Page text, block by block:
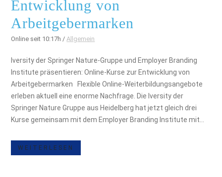
Entwicklung von
Arbeitgebermarken
Online seit 10:17h /Allgemein
Iversity der Springer Nature-Gruppe und Employer Branding
Institute präsentieren: Online-Kurse zur Entwicklung von
Arbeitgebermarken Flexible Online-Weiterbildungsangebote
erleben aktuell eine enorme Nachfrage. Die Iversity der
Springer Nature Gruppe aus Heidelberg hat jetzt gleich drei
Kurse gemeinsam mit dem Employer Branding Institute mit...
WEITERLESEN